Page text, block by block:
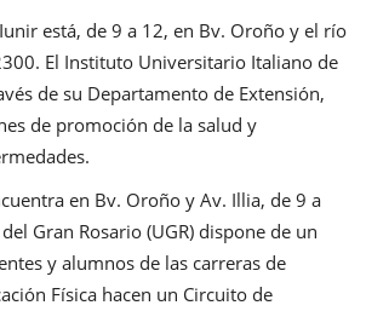
está, de 9 a 12, en Bv. Oroño y el río
El Instituto Universitario Italiano de
de su Departamento de Extensión,
de promoción de la salud y
en Bv. Oroño y Av. Illia, de 9 a
Gran Rosario (UGR) dispone de un
y alumnos de las carreras de
Física hacen un Circuito de